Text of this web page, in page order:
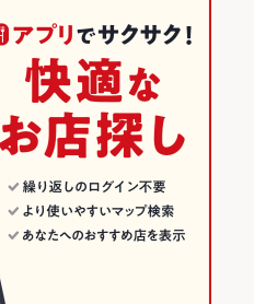
ただけるコース多数ご用意しておりま
ールが飲み放題に60分で550円ご案内
は御座いませんが、お得な飲み放題付
日予約もOK★
、日本酒充実、ワイン充実
完備☆ママ会・ご家族でのお食事など
の居酒屋ランキング